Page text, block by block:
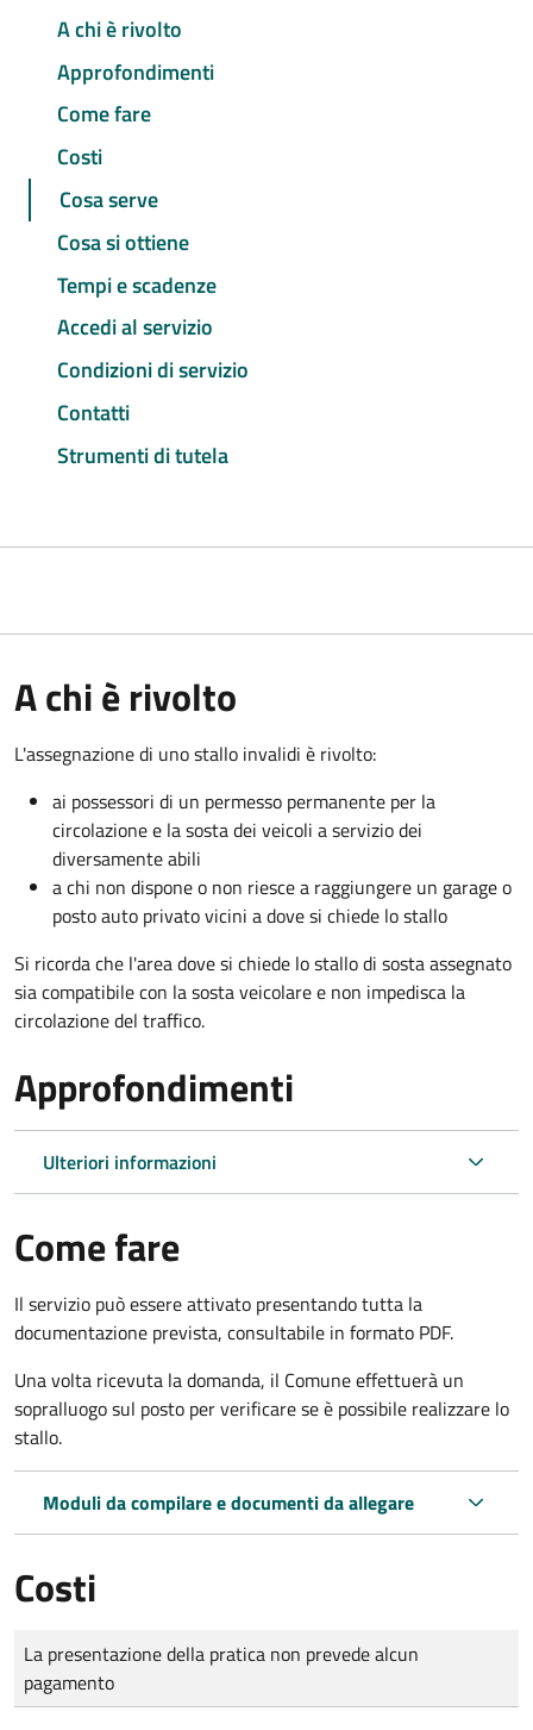
A chi è rivolto
Approfondimenti
Come fare
Costi
Cosa serve
Cosa si ottiene
Tempi e scadenze
Accedi al servizio
Condizioni di servizio
Contatti
Strumenti di tutela
A chi è rivolto
L'assegnazione di uno stallo invalidi è rivolto:
ai possessori di un permesso permanente per la
circolazione e la sosta dei veicoli a servizio dei
diversamente abili
a chi non dispone o non riesce a raggiungere un garage o
posto auto privato vicini a dove si chiede lo stallo
Si ricorda che l'area dove si chiede lo stallo di sosta assegnato
sia compatibile con la sosta veicolare e non impedisca la
circolazione del traffico.
Approfondimenti
Ulteriori informazioni
Come fare
Il servizio può essere attivato presentando tutta la
documentazione prevista, consultabile in formato PDF.
Una volta ricevuta la domanda, il Comune effettuerà un
sopralluogo sul posto per verificare se è possibile realizzare lo
stallo.
Moduli da compilare e documenti da allegare
Costi
Tipo di pagamento
Importo
La presentazione della pratica non prevede alcun
pagamento